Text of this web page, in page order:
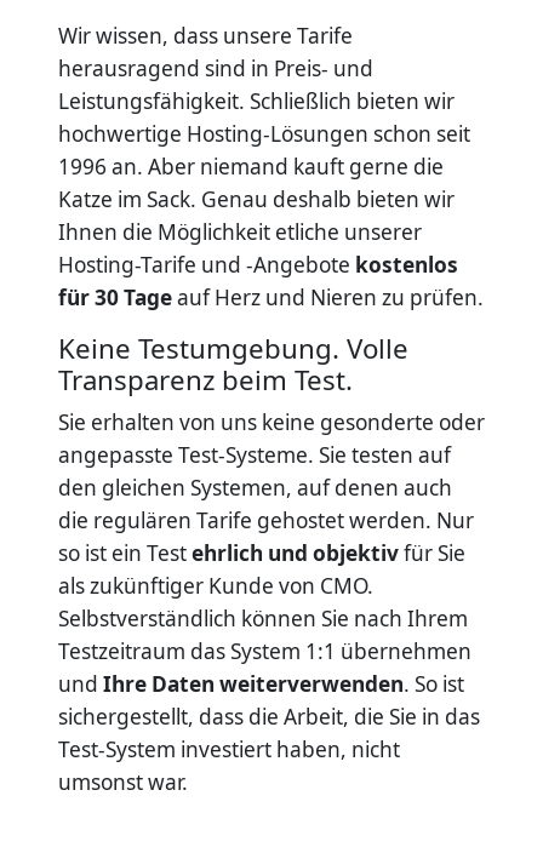
Wir wissen, dass unsere Tarife
herausragend sind in Preis- und
Leistungsfähigkeit. Schließlich bieten wir
hochwertige Hosting-Lösungen schon seit
1996 an. Aber niemand kauft gerne die
Katze im Sack. Genau deshalb bieten wir
Ihnen die Möglichkeit etliche unserer
Hosting-Tarife und -Angebote kostenlos
für 30 Tageauf Herz und Nieren zu prüfen.
Keine Testumgebung. Volle
Transparenz beim Test.
Sie erhalten von uns keine gesonderte oder
angepasste Test-Systeme. Sie testen auf
den gleichen Systemen, auf denen auch
die regulären Tarife gehostet werden. Nur
so ist ein Testehrlich und objektivfür Sie
als zukünftiger Kunde von CMO.
Selbstverständlich können Sie nach Ihrem
Testzeitraum das System 1:1 übernehmen
und Ihre Daten weiterverwenden. So ist
sichergestellt, dass die Arbeit, die Sie in das
Test-System investiert haben, nicht
umsonst war.